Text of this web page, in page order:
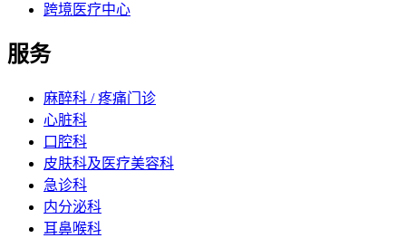
跨境医疗中心
服务
麻醉科 / 疼痛门诊
心脏科
口腔科
皮肤科及医疗美容科
急诊科
内分泌科
耳鼻喉科